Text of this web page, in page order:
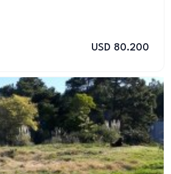
USD 80.200